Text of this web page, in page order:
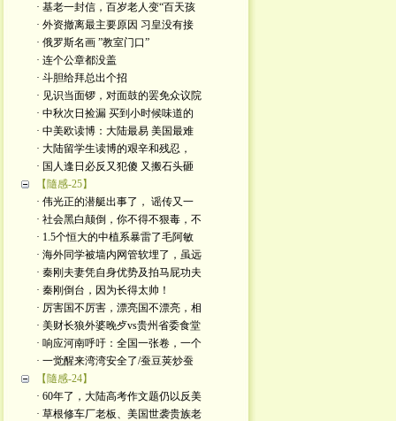
· 基老一封信，百岁老人变“百天孩
· 外资撤离最主要原因 习皇没有接
· 俄罗斯名画 ”教室门口”
· 连个公章都没盖
· 斗胆给拜总出个招
· 见识当面锣，对面鼓的罢免众议院
· 中秋次日捡漏 买到小时候味道的
· 中美欧读博：大陆最易 美国最难
· 大陆留学生读博的艰辛和残忍，
· 国人逢日必反又犯傻 又搬石头砸
【隨感-25】
· 伟光正的潜艇出事了， 谣传又一
· 社会黑白颠倒，你不得不狠毒，不
· 1.5个恒大的中植系暴雷了毛阿敏
· 海外同学被墙内网管软埋了，虽远
· 秦刚夫妻凭自身优势及拍马屁功夫
· 秦刚倒台，因为长得太帅！
· 厉害国不厉害，漂亮国不漂亮，相
· 美财长狼外婆晚歺vs贵州省委食堂
· 响应河南呼吁：全国一张卷，一个
· 一觉醒来湾湾安全了/蚕豆荚炒蚕
【隨感-24】
· 60年了，大陆高考作文题仍以反美
· 草根修车厂老板、美国世袭贵族老